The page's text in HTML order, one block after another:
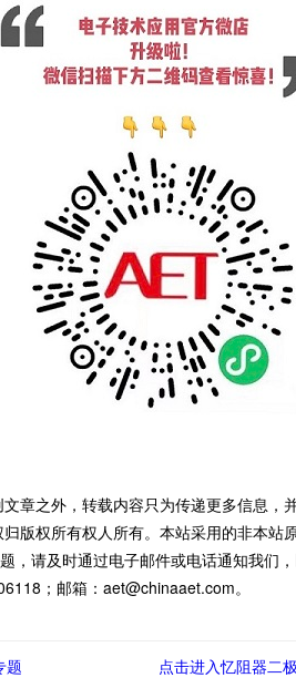
章之外，转载内容只为传递更多信息，
版权所有权人所有。本站采用的非本站
，请及时通过电子邮件或电话通知我们
；邮箱：aet@chinaaet.com。
题 点击进入忆阻器二